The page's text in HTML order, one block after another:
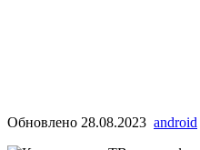
Обновлено 28.08.2023 android